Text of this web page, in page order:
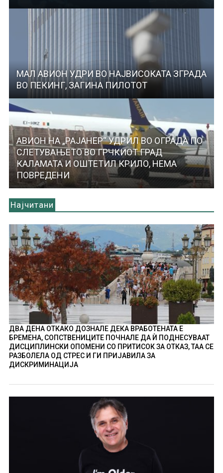
МАЛ АВИОН УДРИ ВО НАЈВИСОКАТА ЗГРАДА
ВО ПЕКИНГ, ЗАГИНА ПИЛОТОТ
АВИОН НА „РАЈАНЕР“ УДРИЛ ВО ОГРАДА ПО
СЛЕТУВАЊЕТО ВО ГРЧКИОТ ГРАД
КАЛАМАТА И ОШТЕТИЛ КРИЛО, НЕМА
ПОВРЕДЕНИ
Најчитани
ДВА ДЕНА ОТКАКО ДОЗНАЛЕ ДЕКА ВРАБОТЕНАТА Е
БРЕМЕНА, СОПСТВЕНИЦИТЕ ПОЧНАЛЕ ДА Ѝ ПОДНЕСУВААТ
ДИСЦИПЛИНСКИ ОПОМЕНИ СО ПРИТИСОК ЗА ОТКАЗ, ТАА СЕ
РАЗБОЛЕЛА ОД СТРЕС И ГИ ПРИЈАВИЛА ЗА
ДИСКРИМИНАЦИЈА